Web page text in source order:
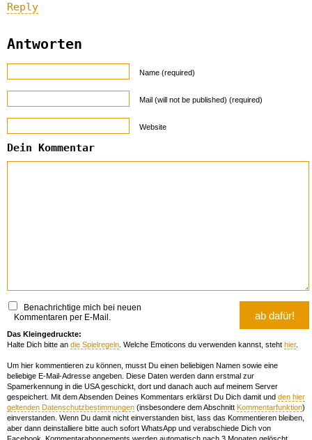
Reply
Antworten
Name (required)
Mail (will not be published) (required)
Website
Dein Kommentar
Benachrichtige mich bei neuen
Kommentaren per E-Mail.
Das Kleingedruckte:
Halte Dich bitte an die Spielregeln . Welche Emoticons du verwenden kannst, steht hier.
Um hier kommentieren zu können, musst Du einen beliebigen Namen sowie eine
beliebige E-Mail-Adresse angeben. Diese Daten werden dann erstmal zur
Spamerkennung in die USA geschickt, dort und danach auch auf meinem Server
gespeichert. Mit dem Absenden Deines Kommentars erklärst Du Dich damit und den hier
geltenden Datenschutzbestimmungen (insbesondere dem Abschnitt Kommentarfunktion)
einverstanden. Wenn Du damit nicht einverstanden bist, lass das Kommentieren bleiben,
aber dann deinstalliere bitte auch sofort WhatsApp und verabschiede Dich von